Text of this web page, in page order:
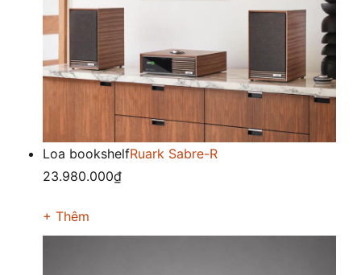
Loa bookshelfRuark Sabre-R
23.980.000₫
+ Thêm